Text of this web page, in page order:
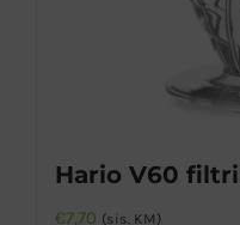
€7,70 (sis. KM)